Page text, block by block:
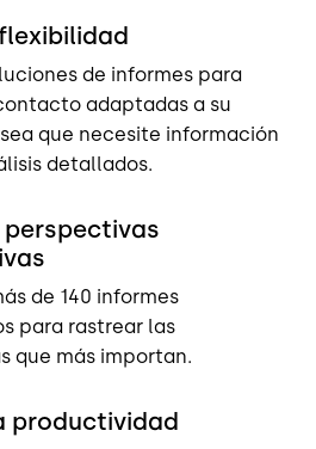
de informes para
adaptadas a su
que necesite información
detallados.
de 140 informes
para rastrear las
que más importan.
productividad